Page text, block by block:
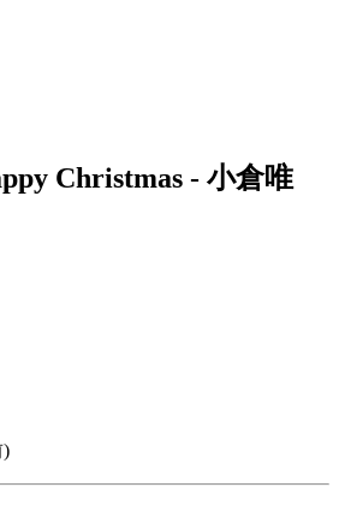
Christmas - 小倉唯
)